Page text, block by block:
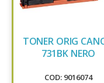
TONER ORIG
731BK NERO
COD: 9016074